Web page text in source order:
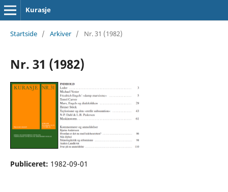
Kurasje
Startside / Arkiver / Nr. 31 (1982)
Nr. 31 (1982)
Publiceret: 1982-09-01